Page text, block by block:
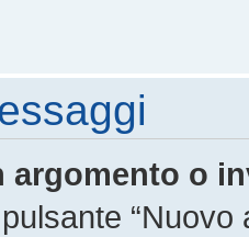
argomento o